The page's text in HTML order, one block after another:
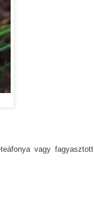
vagy fagyasztott